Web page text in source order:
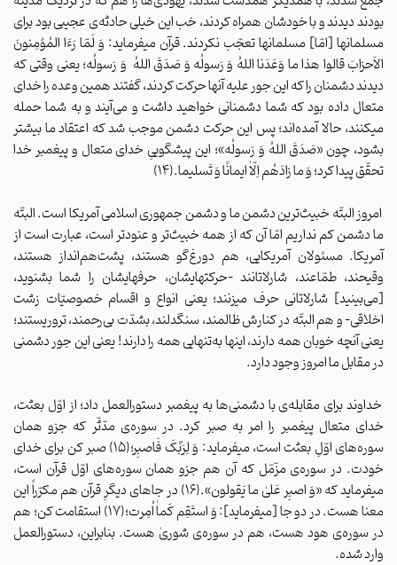
بودند دیدند و با خودشان همراه کردند، خب این خیلی حادثه‌ی عجیبی بود برای
مسلمانها [امّا] مسلمانها تعجّب نکردند. قرآن میفرماید: وَ لَمّا رَءَا المُؤمِنونَ
الاَحزابَ قالوا هذا ما وَعَدَنا اللهُ وَ رَسولُه وَ صَدَقَ اللهُ وَ رَسولُه؛ یعنی وقتی که
دیدند دشمنان را که این جور علیه آنها حرکت کردند، گفتند همین وعده را خدای
متعال داده بود که شما دشمنانی خواهید داشت و می‌آیند و به شما حمله
میکنند، حالا آمده‌اند؛ پس این حرکت دشمن موجب شد که اعتقاد ما بیشتر
بشود، چون «صَدَقَ اللهُ وَ رَسولُه»؛ این پیشگوییِ خدای متعال و پیغمبر خدا
تحقّق پیدا کرد؛ وَ ما زادَهُم ‌اِلّاٰ ایمانًا وَ تَسلیما.(۱۴)
امروز البتّه خبیث‌ترین دشمن ما و دشمن جمهوری اسلامی آمریکا است. البتّه
ما دشمن کم نداریم امّا آن که از همه خبیث‌تر و عنودتر است، عبارت است از
آمریکا. مسئولان آمریکایی، هم دورغ‌گو هستند، پشت‌هم‌انداز هستند،
وقیحند، طمّاعند، شارلاتانند -حرکتهایشان، حرفهایشان را شما بشنوید،
[می‌بینید] شارلاتانی حرف میزنند؛ یعنی انواع و اقسام خصوصیّات زشت
اخلاقی- و هم البتّه در کنارش ظالمند، سنگدلند، بشدّت بی‌رحمند، تروریستند؛
یعنی آنچه خوبان همه دارند، اینها به‌تنهایی همه را دارند! یعنی این جور دشمنی
در مقابل ما امروز وجود دارد.
خداوند برای مقابله‌‌ی با دشمنی‌ها به پیغمبر دستورالعمل داد؛ از اوّل بعثت،
خدای متعال پیغمبر را امر به صبر کرد. در سوره‌ی مدّثّر که جزو همان
سوره‌های اوّلِ بعثت است، میفرماید: وَ لِرَبِّکَ فَاصبِر؛(۱۵) صبر کن برای خدای
خودت. در سوره‌ی مزّمّل که آن هم جزو همان سوره‌های اوّل قرآن است،
میفرماید که «وَ اصبِر عَلیٰ ما یَقولون».(۱۶) در جاهای دیگرِ قرآن هم مکرّراً این
معنا هست. در دو جا [میفرماید]: وَ استَقِم کَماٰ اُمِرت؛(۱۷) استقامت کن؛ هم
در سوره‌ی هود هست، هم در سوره‌ی شوریٰ هست. بنابر‌این، دستورالعمل
وارد شده.